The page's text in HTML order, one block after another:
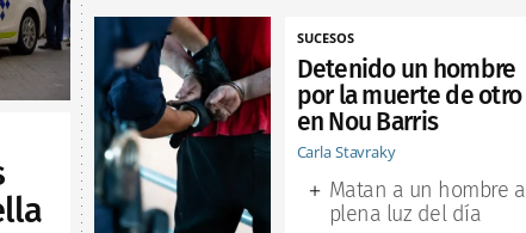
SUCESOS
Detenido un hombre
por la muerte de otro
en Nou Barris
Carla Stavraky
Matan a un hombre a
plena luz del día